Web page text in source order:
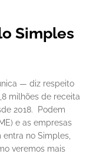
Simples
— diz respeito
milhões de receita
2018.
Podem
e as empresas
no Simples,
veremos mais